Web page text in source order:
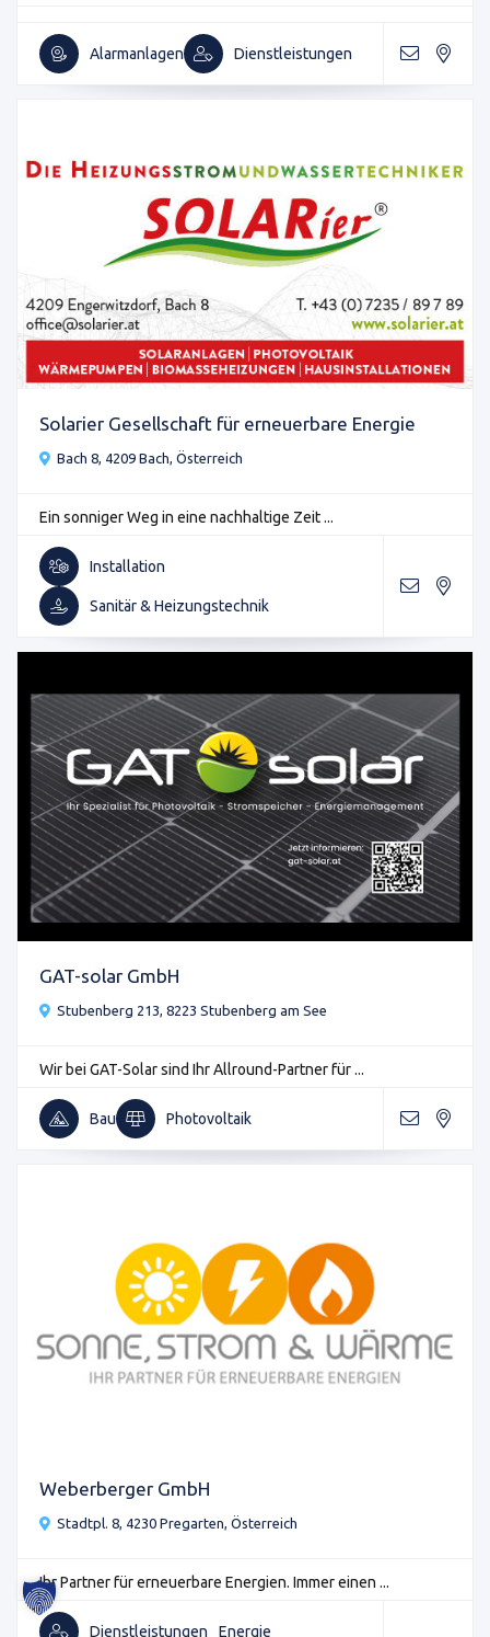
Alarmanlagen Dienstleistungen
Solarier Gesellschaft für erneuerbare Energie
Bach 8, 4209 Bach, Österreich
Ein sonniger Weg in eine nachhaltige Zeit ...
Installation
Sanitär & Heizungstechnik
GAT-solar GmbH
Stubenberg 213, 8223 Stubenberg am See
Wir bei GAT-Solar sind Ihr Allround-Partner für ...
Bau Photovoltaik
Weberberger GmbH
Stadtpl. 8, 4230 Pregarten, Österreich
Ihr Partner für erneuerbare Energien. Immer einen ...
Dienstleistungen Energie